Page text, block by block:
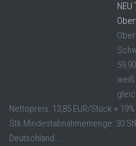
NEU
weiß
Nettopreis: 13,85 EUR/Stück +
Stk Mindestabnahmemenge: 30
Deutschland ...